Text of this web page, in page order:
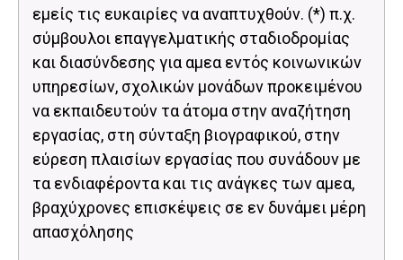
εμείς τις ευκαιρίες να αναπτυχθούν. (*) π.χ.
σύμβουλοι επαγγελματικής σταδιοδρομίας
και διασύνδεσης για αμεα εντός κοινωνικών
υπηρεσίων, σχολικών μονάδων προκειμένου
να εκπαιδευτούν τα άτομα στην αναζήτηση
εργασίας, στη σύνταξη βιογραφικού, στην
εύρεση πλαισίων εργασίας που συνάδουν με
τα ενδιαφέροντα και τις ανάγκες των αμεα,
βραχύχρονες επισκέψεις σε εν δυνάμει μέρη
απασχόλησης